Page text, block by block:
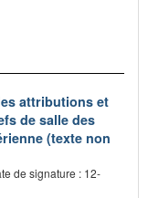
attributions et
de salle des
(texte non
de signature : 12-